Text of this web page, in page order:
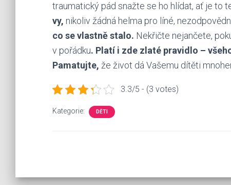
traumatický pád snažte se ho hlídat, ať je to
vy, nikoliv žádná helma pro líné,
co se vlastně stalo. Nekřičte nejančete,
v pořádku. Platí i zde zlaté pravidlo –
Pamatujte, že život dá Vašemu dítěti
3.3/5 - (3 votes)
Kategorie: DĚTI